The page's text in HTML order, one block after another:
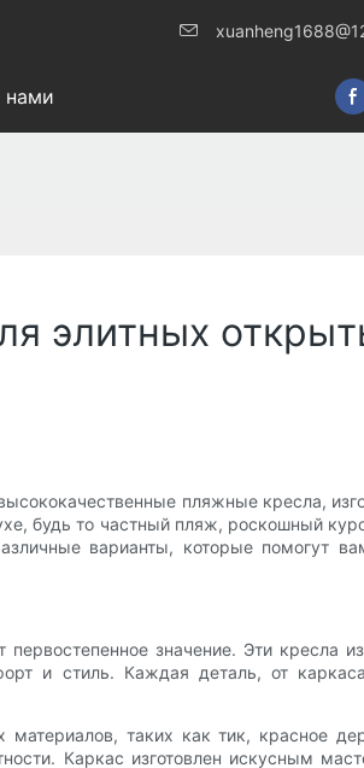
нами
элитных
пляжные кресла,
будь то частный пляж, роскошный
варианты, которые помогут
значение. Эти кресла
и стиль. Каждая деталь, от
материалов, таких как тик, красное
Каркас изготовлен искусным